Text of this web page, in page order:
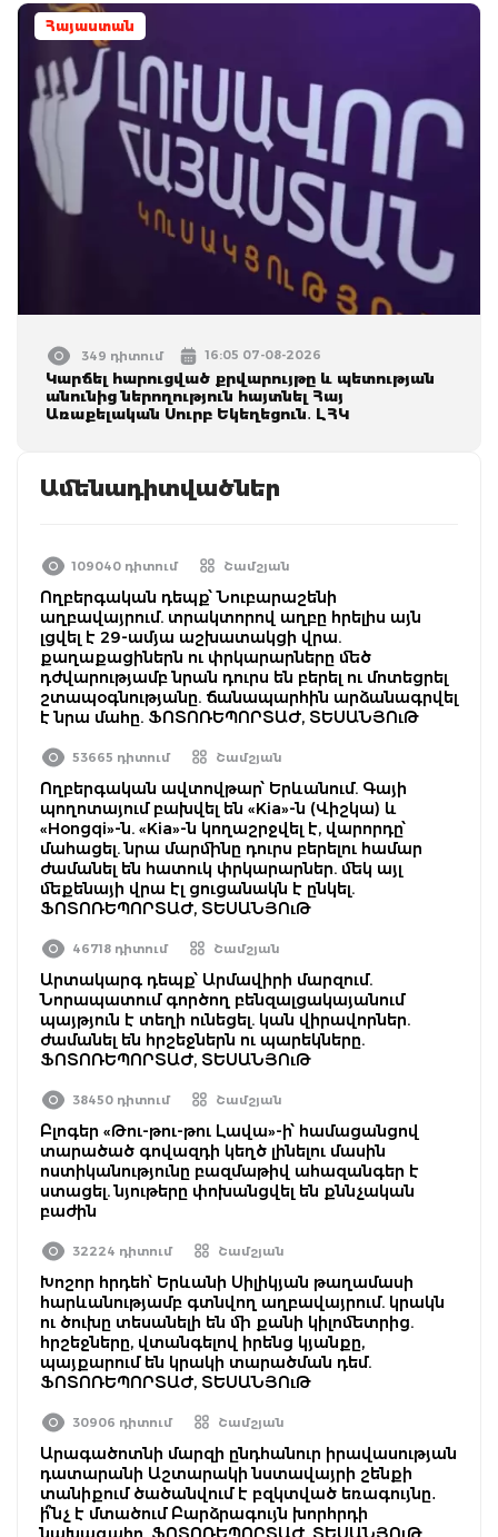
Հայաստան
349 դիտում 16:05 07-08-2026
Կարճել հարուցված քրվարույթը և պետության
անունից ներողություն հայտնել Հայ
Առաքելական Սուրբ Եկեղեցուն․ ԼՀԿ
Ամենադիտվածներ
109040 դիտում Շամշյան
Ողբերգական դեպք՝ Նուբարաշենի
աղբավայրում. տրակտորով աղբը հրելիս այն
լցվել է 29-ամյա աշխատակցի վրա.
քաղաքացիներն ու փրկարարները մեծ
դժվարությամբ նրան դուրս են բերել ու մոտեցրել
շտապօգնությանը. ճանապարհին արձանագրվել
է նրա մահը. ՖՈՏՈՌԵՊՈՐՏԱԺ, ՏԵՍԱՆՅՈւԹ
53665 դիտում Շամշյան
Ողբերգական ավտովթար՝ Երևանում. Գայի
պողոտայում բախվել են «Kia»-ն (Վիշկա) և
«Hongqi»-ն. «Kia»-ն կողաշրջվել է, վարորդը՝
մահացել. նրա մարմինը դուրս բերելու համար
ժամանել են հատուկ փրկարարներ. մեկ այլ
մեքենայի վրա էլ ցուցանակն է ընկել.
ՖՈՏՈՌԵՊՈՐՏԱԺ, ՏԵՍԱՆՅՈւԹ
46718 դիտում Շամշյան
Արտակարգ դեպք՝ Արմավիրի մարզում.
Նորապատում գործող բենզալցակայանում
պայթյուն է տեղի ունեցել. կան վիրավորներ.
ժամանել են հրշեջներն ու պարեկները.
ՖՈՏՈՌԵՊՈՐՏԱԺ, ՏԵՍԱՆՅՈւԹ
38450 դիտում Շամշյան
Բլոգեր «Թու-թու-թու Լավա»-ի՝ համացանցով
տարածած գովազդի կեղծ լինելու մասին
ոստիկանությունը բազմաթիվ ահազանգեր է
ստացել. նյութերը փոխանցվել են քննչական
բաժին
32224 դիտում Շամշյան
Խոշոր հրդեհ՝ Երևանի Սիլիկյան թաղամասի
հարևանությամբ գտնվող աղբավայրում. կրակն
ու ծուխը տեսանելի են մի քանի կիլոմետրից.
հրշեջները, վտանգելով իրենց կյանքը,
պայքարում են կրակի տարածման դեմ.
ՖՈՏՈՌԵՊՈՐՏԱԺ, ՏԵՍԱՆՅՈւԹ
30906 դիտում Շամշյան
Արագածոտնի մարզի ընդհանուր իրավասության
դատարանի Աշտարակի նստավայրի շենքի
տանիքում ծածանվում է բզկտված եռագույնը․
ի՞նչ է մտածում Բարձրագույն խորհրդի